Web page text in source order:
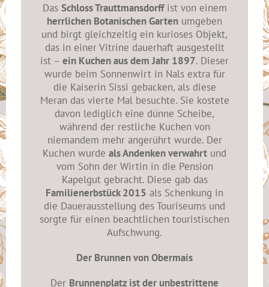
Das Schloss Trauttmansdorffist von einem
herrlichen Botanischen Garten umgeben
und birgt gleichzeitig ein kurioses Objekt,
das in einer Vitrine dauerhaft ausgestellt
ist – ein Kuchen aus dem Jahr 1897. Dieser
wurde beim Sonnenwirt in Nals extra für
die Kaiserin Sissi gebacken, als diese
Meran das vierte Mal besuchte. Sie kostete
davon lediglich eine dünne Scheibe,
während der restliche Kuchen von
niemandem mehr angerührt wurde. Der
Kuchen wurde als Andenken verwahrt und
vom Sohn der Wirtin in die Pension
Kapelgut gebracht. Diese gab das
Familienerbstück 2015 als Schenkung in
die Dauerausstellung des Touriseums und
sorgte für einen beachtlichen touristischen
Aufschwung.
Der Brunnen von Obermais
Der Brunnenplatz ist der unbestrittene